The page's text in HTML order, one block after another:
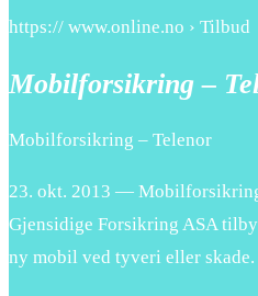
https:// www.online.no › Tilbud
Mobilforsikring –
Mobilforsikring – Telenor
23. okt. 2013 —
Gjensidige Forsikring ASA
ny mobil ved tyveri eller skade.